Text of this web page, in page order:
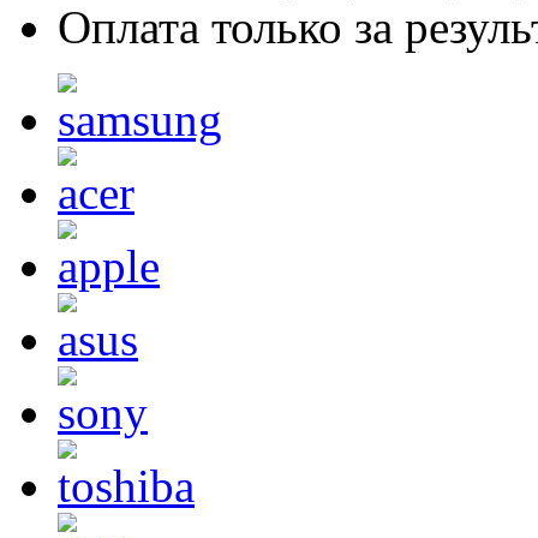
Оплата только за